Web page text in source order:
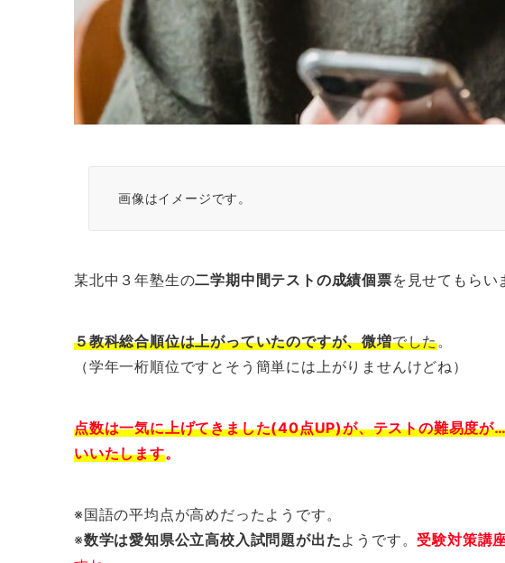
画像はイメージです。
某北中３年塾生の二学期中間テストの成績個票を見せてもらい
５教科総合順位は上がっていたのですが、微増でした。
（学年一桁順位ですとそう簡単には上がりませんけどね）
点数は一気に上げてきました(40点UP)が、テストの難易度
いいたします。
※国語の平均点が高めだったようです。
※数学は愛知県公立高校入試問題が出たようです。 受験対策講